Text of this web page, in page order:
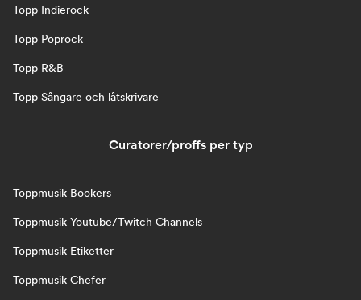
Topp Indierock
Topp Poprock
Topp R&B
Topp Sångare och låtskrivare
Curatorer/proffs per typ
Toppmusik Bookers
Toppmusik Youtube/Twitch Channels
Toppmusik Etiketter
Toppmusik Chefer